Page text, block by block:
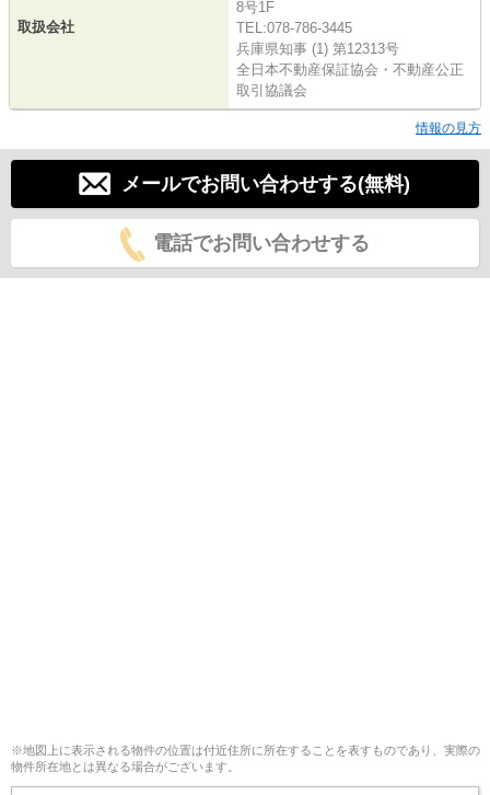
取扱会社
8号1F
TEL:078-786-3445
兵庫県知事 (1) 第12313号
全日本不動産保証協会・不動産公正
取引協議会
情報の見方
メールでお問い合わせする(無料)
電話でお問い合わせする
※地図上に表示される物件の位置は付近住所に所在することを表すものであり、実際の
物件所在地とは異なる場合がございます。